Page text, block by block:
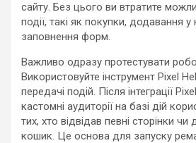
сайту. Без цього ви втратите
події, такі як покупки, додавання
заповнення форм.
Важливо одразу протестувати
Використовуйте інструмент Pixel
передачі подій. Після інтеграції
кастомні аудиторії на базі дій
тих, хто відвідав певні сторінки
кошик. Це основа для запуску